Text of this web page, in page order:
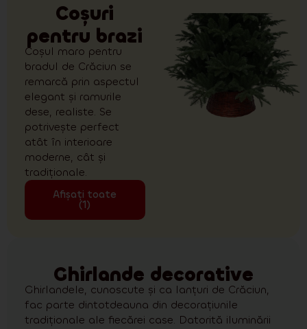
Coșuri
pentru brazi
Coșul maro pentru
bradul de Crăciun se
remarcă prin aspectul
elegant și ramurile
dese, realiste. Se
potrivește perfect
atât în interioare
moderne, cât și
tradiționale.
Afișați toate
(1)
Ghirlande decorative
Ghirlandele, cunoscute și ca lanțuri de Crăciun,
fac parte dintotdeauna din decorațiunile
tradiționale ale fiecărei case. Datorită iluminării